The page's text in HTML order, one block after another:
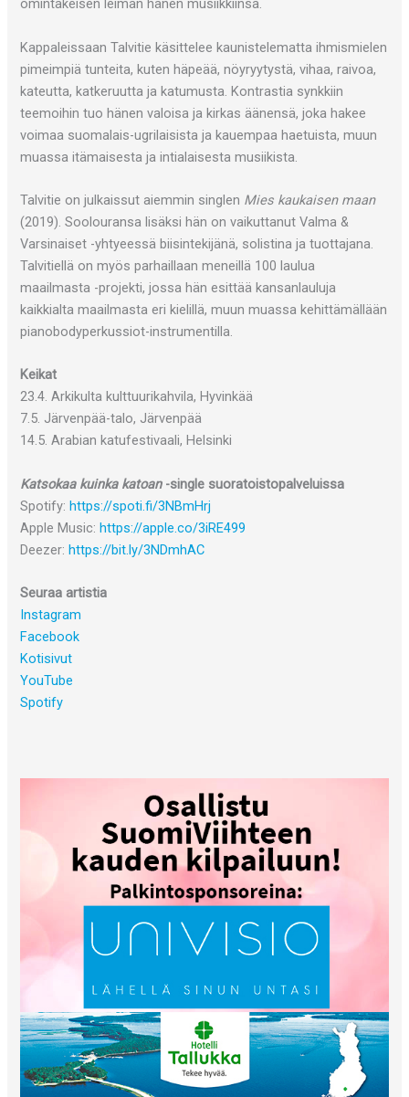
omintakeisen leiman hänen musiikkiinsa.
Kappaleissaan Talvitie käsittelee kaunistelematta ihmismielen
pimeimpiä tunteita, kuten häpeää, nöyryytystä, vihaa, raivoa,
kateutta, katkeruutta ja katumusta. Kontrastia synkkiin
teemoihin tuo hänen valoisa ja kirkas äänensä, joka hakee
voimaa suomalais-ugrilaisista ja kauempaa haetuista, muun
muassa itämaisesta ja intialaisesta musiikista.
Talvitie on julkaissut aiemmin singlen Mies kaukaisen maan
(2019). Soolouransa lisäksi hän on vaikuttanut Valma &
Varsinaiset -yhtyeessä biisintekijänä, solistina ja tuottajana.
Talvitiellä on myös parhaillaan meneillä 100 laulua
maailmasta -projekti, jossa hän esittää kansanlauluja
kaikkialta maailmasta eri kielillä, muun muassa kehittämällään
pianobodyperkussiot-instrumentilla.
Keikat
23.4. Arkikulta kulttuurikahvila, Hyvinkää
7.5. Järvenpää-talo, Järvenpää
14.5. Arabian katufestivaali, Helsinki
Katsokaa kuinka katoan-single suoratoistopalveluissa
Spotify:https://spoti.fi/3NBmHrj
Apple Music:https://apple.co/3iRE499
Deezer:https://bit.ly/3NDmhAC
Seuraa artistia
Instagram
Facebook
Kotisivut
YouTube
Spotify